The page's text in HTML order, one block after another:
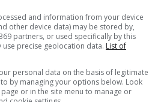
and information from your device
other device data) may be stored by,
partners, or used specifically by this
precise geolocation data. List of
personal data on the basis of legitimate
by managing your options below. Look
or in the site menu to manage or